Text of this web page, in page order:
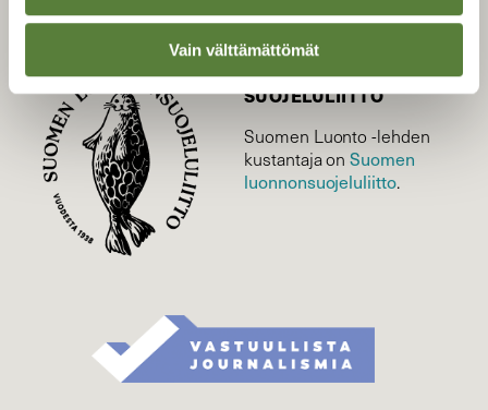
Vain välttämättömät
SUOMEN LUONNON­
SUOJELU­LIITTO
Suomen Luonto -lehden
kustantaja onSuomen
luonnonsuojelu­liitto.